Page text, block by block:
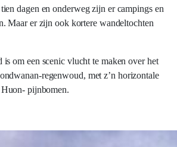
dagen en onderweg zijn er campings en
Maar er zijn ook kortere wandeltochten
om een scenic vlucht te maken over het
regenwoud, met z’n horizontale
pijnbomen.